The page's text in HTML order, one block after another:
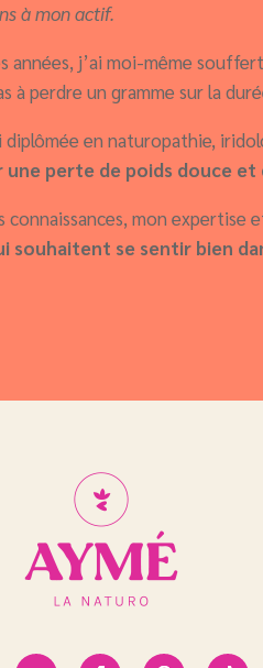
à mon actif.
années, j’ai moi-même
à perdre un gramme sur la
diplômée en naturopathie,
une perte de poids douce et
connaissances, mon expertise
souhaitent se sentir bien